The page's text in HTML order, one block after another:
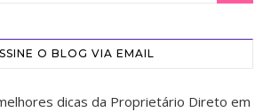
O BLOG VIA EMAIL
dicas da Proprietário Direto em